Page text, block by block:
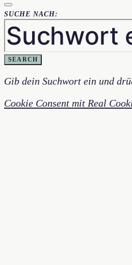
SUCHE NACH:
SEARCH
Gib dein Suchwort ein und
Cookie Consent mit Real